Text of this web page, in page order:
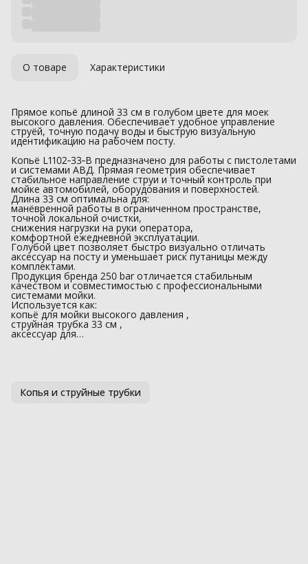
О товаре Характеристики
Прямое копьё длиной 33 см в голубом цвете для моек
высокого давления. Обеспечивает удобное управление
струёй, точную подачу воды и быструю визуальную
идентификацию на рабочем посту.
Копьё L1102‑33‑B предназначено для работы с пистолетами
и системами АВД. Прямая геометрия обеспечивает
стабильное направление струи и точный контроль при
мойке автомобилей, оборудования и поверхностей.
Длина 33 см оптимальна для:
манёвренной работы в ограниченном пространстве,
точной локальной очистки,
снижения нагрузки на руки оператора,
комфортной ежедневной эксплуатации.
Голубой цвет позволяет быстро визуально отличать
аксессуар на посту и уменьшает риск путаницы между
комплектами.
Продукция бренда 250 bar отличается стабильным
качеством и совместимостью с профессиональными
системами мойки.
Используется как:
копьё для мойки высокого давления ,
струйная трубка 33 см ,
аксессуар для…
Копья и струйные трубки